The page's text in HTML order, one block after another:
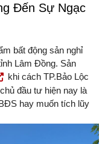
Đến Sự Ngạc
bất động sản nghỉ
Lâm Đồng. Sản
khi cách TP.Bảo Lộc
đầu tư hiện nay là
hay muốn tích lũy